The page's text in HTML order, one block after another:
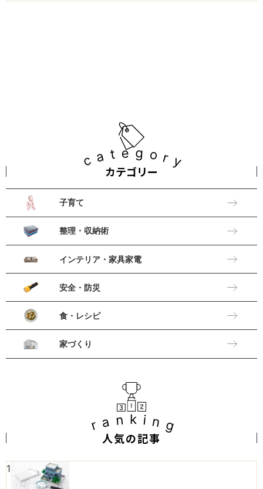
category
カテゴリー
子育て
整理・収納術
インテリア・家具家電
安全・防災
食・レシピ
家づくり
ranking
人気の記事
1